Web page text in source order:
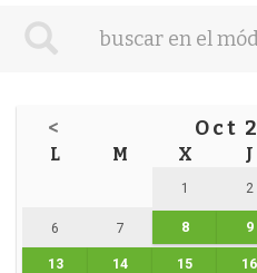
< Oct
L M X J
1 2
6 7 8 9
13 14 15 16